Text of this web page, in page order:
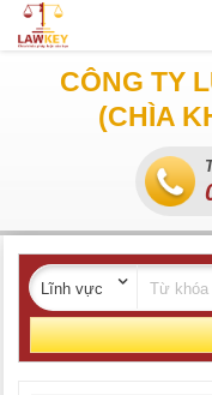
CÔNG TY
(CHÌA